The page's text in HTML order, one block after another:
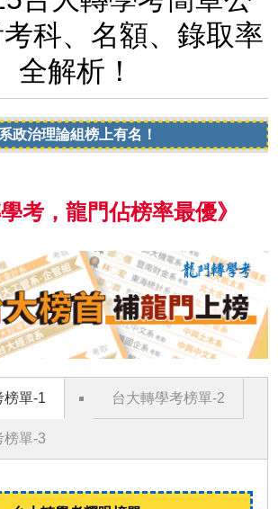
科、名額、錄取率
全解析！
榜上有名！
學考，龍門佔榜率最優》
榜單-1 台大轉學考榜單-2
榜單-3